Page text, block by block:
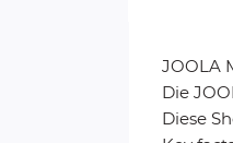
JOOLA
Die
Diese